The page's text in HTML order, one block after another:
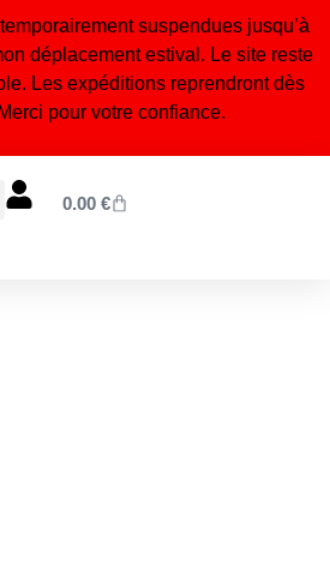
suspendues jusqu’à
déplacement estival. Le site reste
Les expéditions reprendront dès
pour votre confiance.
0.00 €